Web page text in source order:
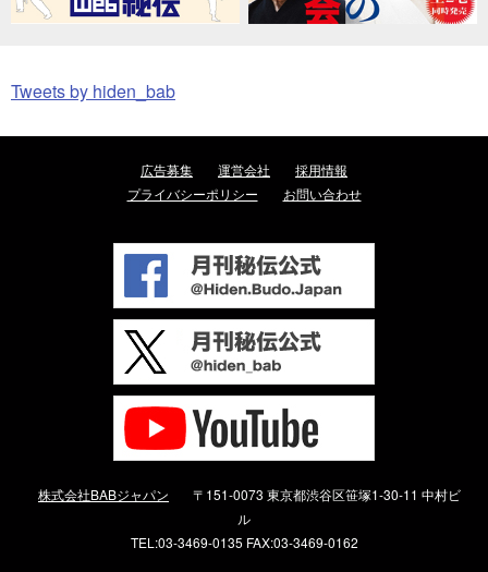
Tweets by hiden_bab
広告募集 運営会社
採用情報
プライバシーポリシー
お問い合わせ
株式会社BABジャパン
〒151-0073 東京都渋谷区笹塚1-30-11 中村ビ
ル
TEL:03-3469-0135 FAX:03-3469-0162